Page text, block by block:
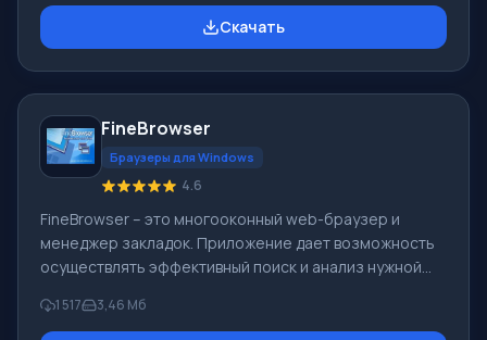
создали Google Chrome, и ряд иных веб-
обозревателей. Возможности браузера Нихром
уступает знаменитому Google Chrome. Название он
получил не случайно. Создатели р
Скачать
FineBrowser
Браузеры для Windows
4.6
FineBrowser – это многооконный web-браузер и
менеджер закладок. Приложение дает возможность
осуществлять эффективный поиск и анализ нужной
Интернету максимально удобными. Вы можете
1 517 3,46 Мб